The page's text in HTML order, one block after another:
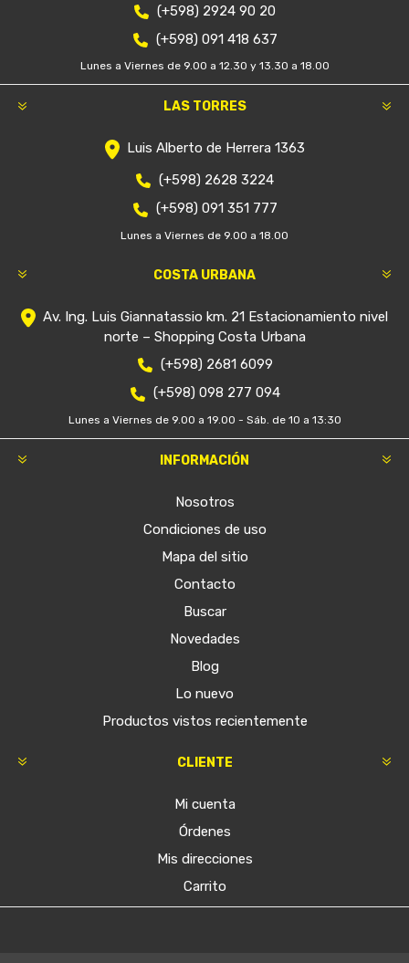
(+598) 2924 90 20
(+598) 091 418 637
Lunes a Viernes de 9.00 a 12.30 y 13.30 a 18.00
LAS TORRES
Luis Alberto de Herrera 1363
(+598) 2628 3224
(+598) 091 351 777
Lunes a Viernes de 9.00 a 18.00
COSTA URBANA
Av. Ing. Luis Giannatassio km. 21 Estacionamiento nivel
norte – Shopping Costa Urbana
(+598) 2681 6099
(+598) 098 277 094
Lunes a Viernes de 9.00 a 19.00 - Sáb. de 10 a 13:30
INFORMACIÓN
Nosotros
Condiciones de uso
Mapa del sitio
Contacto
Buscar
Novedades
Blog
Lo nuevo
Productos vistos recientemente
CLIENTE
Mi cuenta
Órdenes
Mis direcciones
Carrito